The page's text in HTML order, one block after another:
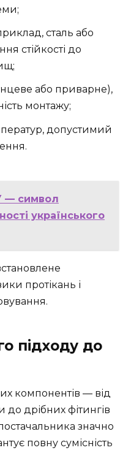
сталь або
стійкості до
або приварне),
монтажу;
допустимий
— символ
українського
протікань і
підходу до
компонентів — від
до дрібних фітингів
значно
повну сумісність